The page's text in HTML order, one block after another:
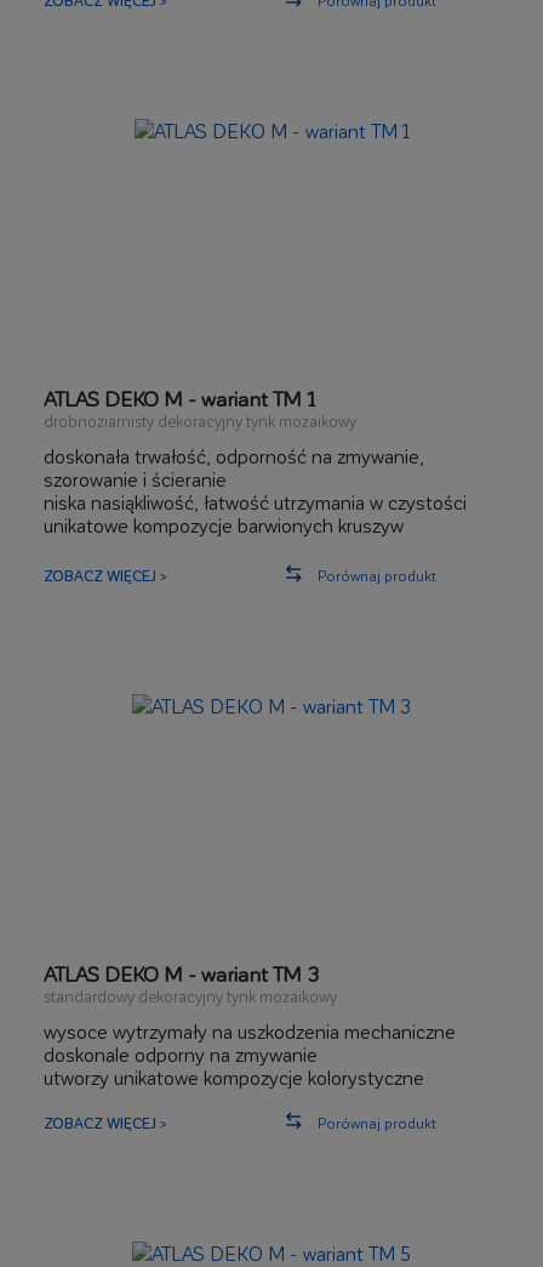
ATLAS DEKO M - wariant TM 1
drobnoziarnisty dekoracyjny tynk mozaikowy
doskonała trwałość, odporność na zmywanie,
szorowanie i ścieranie
niska nasiąkliwość, łatwość utrzymania w czystości
unikatowe kompozycje barwionych kruszyw
szeroki zakres zastosowań zewnętrznych i
ZOBACZ WIĘCEJ > Porównaj produkt
ATLAS DEKO M - wariant TM 3
standardowy dekoracyjny tynk mozaikowy
wysoce wytrzymały na uszkodzenia mechaniczne
doskonale odporny na zmywanie
utworzy unikatowe kompozycje kolorystyczne
ZOBACZ WIĘCEJ > Porównaj produkt